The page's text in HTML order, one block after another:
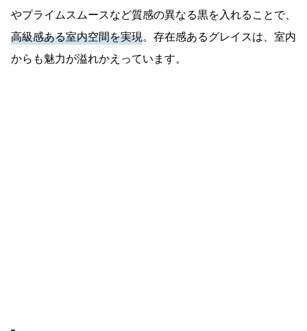
やプライムスムースなど質感の異なる黒を入れることで、
高級感ある室内空間を実現。存在感あるグレイスは、室内
からも魅力が溢れかえっています。